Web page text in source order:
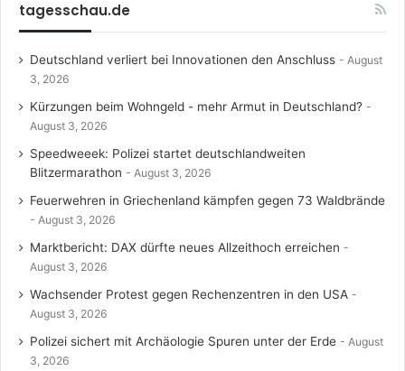
tagesschau.de
Deutschland verliert bei Innovationen den Anschluss
August
3, 2026
Kürzungen beim Wohngeld - mehr Armut in Deutschland?
August 3, 2026
Speedweeek: Polizei startet deutschlandweiten
Blitzermarathon
August 3, 2026
Feuerwehren in Griechenland kämpfen gegen 73 Waldbrände
August 3, 2026
Marktbericht: DAX dürfte neues Allzeithoch erreichen
August 3, 2026
Wachsender Protest gegen Rechenzentren in den USA
August 3, 2026
Polizei sichert mit Archäologie Spuren unter der Erde
August
3, 2026